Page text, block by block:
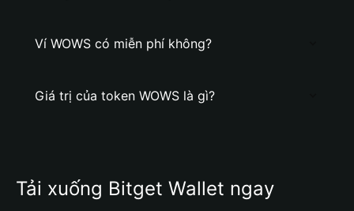
Ví WOWS có miễn phí không?
Giá trị của token WOWS là gì?
Tải xuống Bitget Wallet ngay